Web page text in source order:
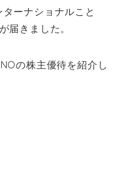
ーナショナルこと
届きました。
の株主優待を紹介し